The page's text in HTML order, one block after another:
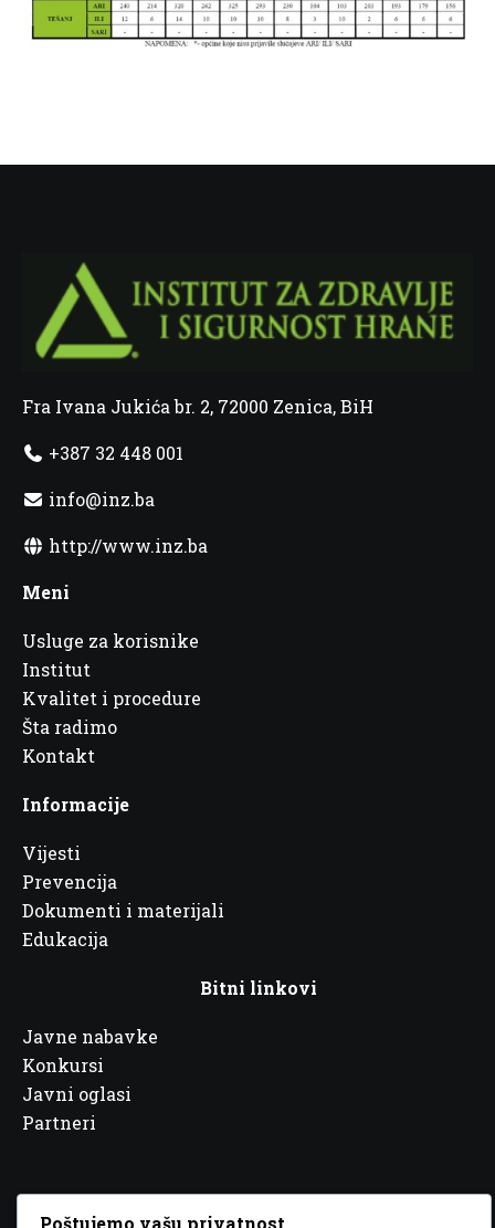
Fra Ivana Jukića br. 2, 72000 Zenica, BiH
+387 32 448 001
info@inz.ba
http://www.inz.ba
Meni
Usluge za korisnike
Institut
Kvalitet i procedure
Šta radimo
Kontakt
Informacije
Vijesti
Prevencija
Dokumenti i materijali
Edukacija
Bitni linkovi
Javne nabavke
Konkursi
Javni oglasi
Partneri
Poštujemo vašu privatnost